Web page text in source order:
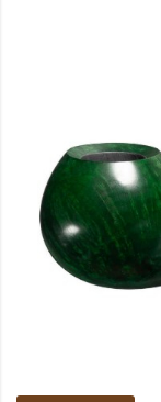
Prodej pouze
povrch dýmky